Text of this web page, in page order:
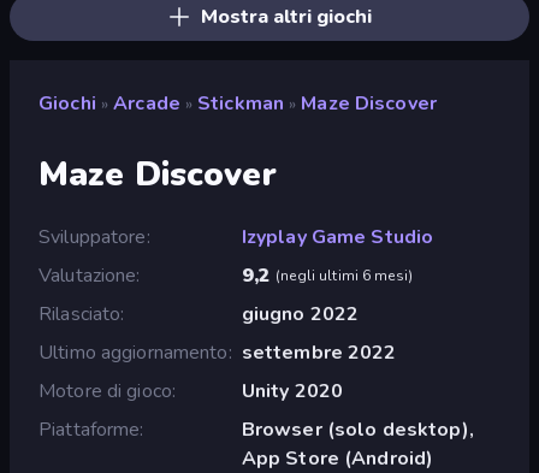
Mostra altri giochi
Giochi » Arcade » Stickman » Maze Discover
Maze Discover
Sviluppatore
Izyplay Game Studio
Valutazione
9,2 (negli ultimi 6 mesi)
Rilasciato
giugno 2022
Ultimo aggiornamento
settembre 2022
Motore di gioco
Unity 2020
Piattaforme
Browser (solo desktop),
App Store (Android)